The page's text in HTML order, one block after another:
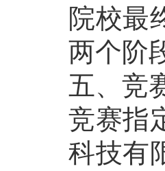
院校最
两个阶
五、竞
竞赛指
科技有